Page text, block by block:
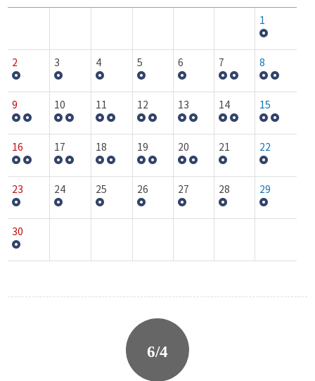
1
2 3 4 5 6 7 8
9 10 11 12 13 14 15
16 17 18 19 20 21 22
23 24 25 26 27 28 29
30
6/4